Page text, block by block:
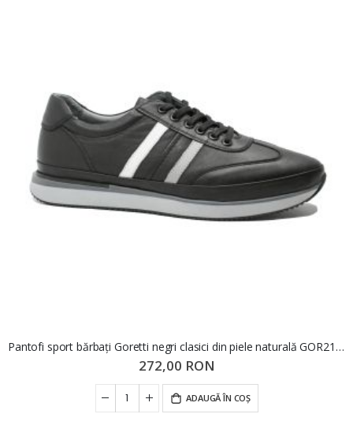
Pantofi sport bărbați Goretti negri clasici din piele naturală GOR2101
272,00 RON
ADAUGĂ ÎN COȘ